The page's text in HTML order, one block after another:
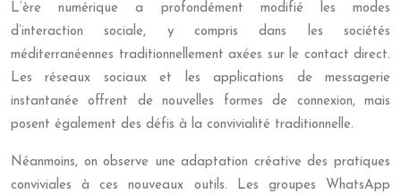
L’ère numérique a profondément modifié les modes
d’interaction sociale, y compris dans les sociétés
méditerranéennes traditionnellement axées sur le contact direct.
Les réseaux sociaux et les applications de messagerie
instantanée offrent de nouvelles formes de connexion, mais
posent également des défis à la convivialité traditionnelle.
Néanmoins, on observe une adaptation créative des pratiques
conviviales à ces nouveaux outils. Les groupes WhatsApp